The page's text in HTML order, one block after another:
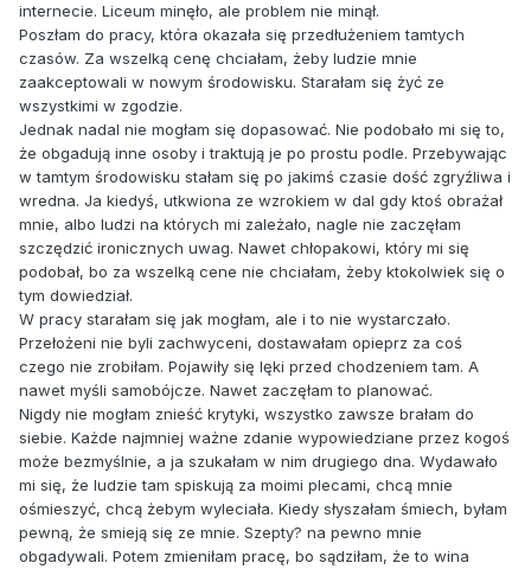
internecie. Liceum minęło, ale problem nie minął.
Poszłam do pracy, która okazała się przedłużeniem tamtych
czasów. Za wszelką cenę chciałam, żeby ludzie mnie
zaakceptowali w nowym środowisku. Starałam się żyć ze
wszystkimi w zgodzie.
Jednak nadal nie mogłam się dopasować. Nie podobało mi się to,
że obgadują inne osoby i traktują je po prostu podle. Przebywając
w tamtym środowisku stałam się po jakimś czasie dość zgryźliwa i
wredna. Ja kiedyś, utkwiona ze wzrokiem w dal gdy ktoś obrażał
mnie, albo ludzi na których mi zależało, nagle nie zaczęłam
szczędzić ironicznych uwag. Nawet chłopakowi, który mi się
podobał, bo za wszelką cene nie chciałam, żeby ktokolwiek się o
tym dowiedział.
W pracy starałam się jak mogłam, ale i to nie wystarczało.
Przełożeni nie byli zachwyceni, dostawałam opieprz za coś
czego nie zrobiłam. Pojawiły się lęki przed chodzeniem tam. A
nawet myśli samobójcze. Nawet zaczęłam to planować.
Nigdy nie mogłam znieść krytyki, wszystko zawsze brałam do
siebie. Każde najmniej ważne zdanie wypowiedziane przez kogoś
może bezmyślnie, a ja szukałam w nim drugiego dna. Wydawało
mi się, że ludzie tam spiskują za moimi plecami, chcą mnie
ośmieszyć, chcą żebym wyleciała. Kiedy słyszałam śmiech, byłam
pewną, że smieją się ze mnie. Szepty? na pewno mnie
obgadywali. Potem zmieniłam pracę, bo sądziłam, że to wina